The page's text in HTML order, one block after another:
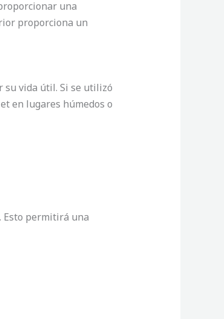
una
proporciona un
su vida útil. Si se utilizó
en lugares húmedos o
Esto permitirá una